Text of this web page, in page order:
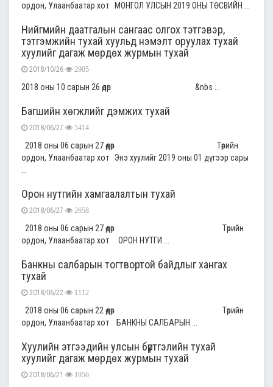
ордон, Улаанбаатар хот МОНГОЛ УЛСЫН 2019 ОНЫ ТӨСВИЙН ...
Нийгмийн даатгалын сангаас олгох тэтгэвэр,
тэтгэмжийн тухай хуульд нэмэлт оруулах тухай
хуулийг дагаж мөрдөх журмын тухай
2018/10/26 2905
2018 оны 10 сарын 26 өдөр &nbs ...
Багшийн хөгжлийг дэмжих тухай
2018/06/27 5414
2018 оны 06 сарын 27 өдөр Төрийн
ордон, Улаанбаатар хот Энэ хуулийг 2019 оны 01 дүгээр сары
Орон нутгийн хамгаалалтын тухай
2018/06/27 2658
2018 оны 06 сарын 27 өдөр Төрийн
ордон, Улаанбаатар хот ОРОН НУТГИ ...
Банкны салбарын тогтвортой байдлыг хангах
тухай
2018/06/22 1112
2018 оны 06 сарын 22 өдөр Төрийн
ордон, Улаанбаатар хот БАНКНЫ САЛБАРЫН ...
Хуулийн этгээдийн улсын бүртгэлийн тухай
хуулийг дагаж мөрдөх журмын тухай
2018/06/21 1956